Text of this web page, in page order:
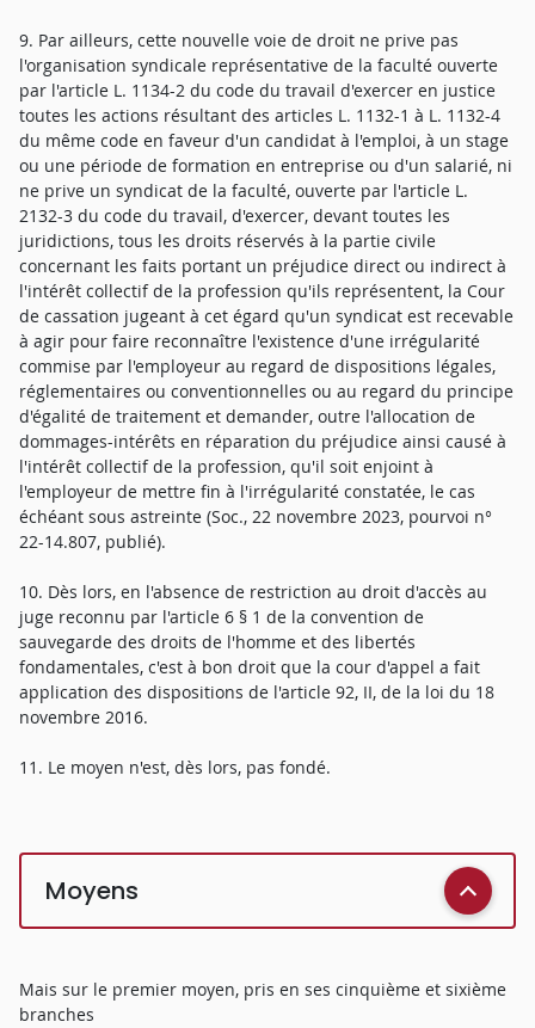
9. Par ailleurs, cette nouvelle voie de droit ne prive pas
l'organisation syndicale représentative de la faculté ouverte
par l'article L. 1134-2 du code du travail d'exercer en justice
toutes les actions résultant des articles L. 1132-1 à L. 1132-4
du même code en faveur d'un candidat à l'emploi, à un stage
ou une période de formation en entreprise ou d'un salarié, ni
ne prive un syndicat de la faculté, ouverte par l'article L.
2132-3 du code du travail, d'exercer, devant toutes les
juridictions, tous les droits réservés à la partie civile
concernant les faits portant un préjudice direct ou indirect à
l'intérêt collectif de la profession qu'ils représentent, la Cour
de cassation jugeant à cet égard qu'un syndicat est recevable
à agir pour faire reconnaître l'existence d'une irrégularité
commise par l'employeur au regard de dispositions légales,
réglementaires ou conventionnelles ou au regard du principe
d'égalité de traitement et demander, outre l'allocation de
dommages-intérêts en réparation du préjudice ainsi causé à
l'intérêt collectif de la profession, qu'il soit enjoint à
l'employeur de mettre fin à l'irrégularité constatée, le cas
échéant sous astreinte (Soc., 22 novembre 2023, pourvoi n°
22-14.807, publié).
10. Dès lors, en l'absence de restriction au droit d'accès au
juge reconnu par l'article 6 § 1 de la convention de
sauvegarde des droits de l'homme et des libertés
fondamentales, c'est à bon droit que la cour d'appel a fait
application des dispositions de l'article 92, II, de la loi du 18
novembre 2016.
11. Le moyen n'est, dès lors, pas fondé.
Moyens
Mais sur le premier moyen, pris en ses cinquième et sixième
branches